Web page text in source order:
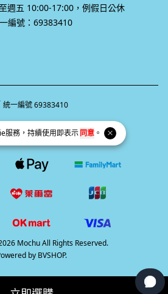
服務，持續使用即表示同意 。
週五 10:00-17:00，例假日公休
編號：69383410
統一編號 69383410
Facebook page
Instagram page
Line page
Mochu All Rights Reserved.
by BVSHOP.